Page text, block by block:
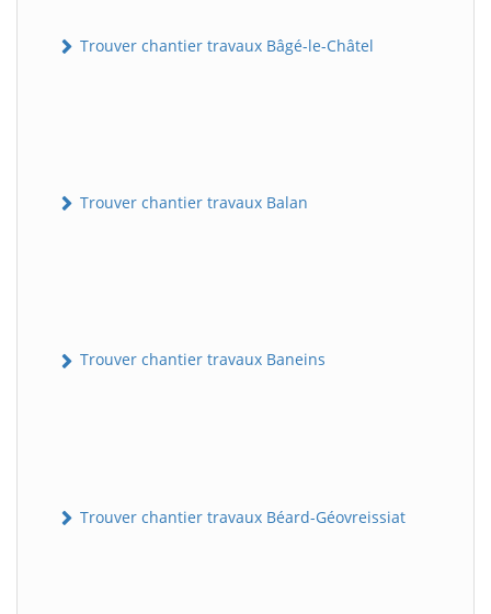
Trouver chantier travaux Bâgé-le-Châtel
Trouver chantier travaux Balan
Trouver chantier travaux Baneins
Trouver chantier travaux Béard-Géovreissiat